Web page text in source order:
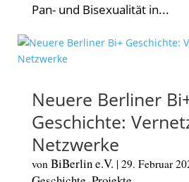
Pan- und Bisexualität in...
Neuere Berliner
Geschichte:
Netzwerke
von BiBerlin e.V. | 29. Februar